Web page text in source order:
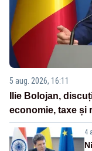
5 aug. 2026, 16:11
Ilie Bolojan,
economie, taxe și
4